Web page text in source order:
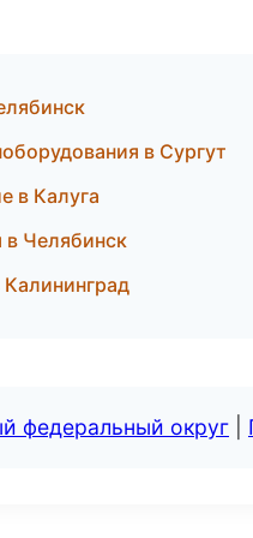
в Сургут
в Калуга
в Челябинск
федеральный округ